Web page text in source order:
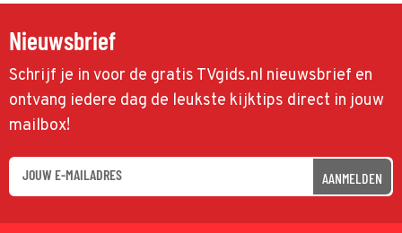
Nieuwsbrief
Schrijf je in voor de gratis TVgids.nl nieuwsbrief en
ontvang iedere dag de leukste kijktips direct in jouw
mailbox!
AANMELDEN